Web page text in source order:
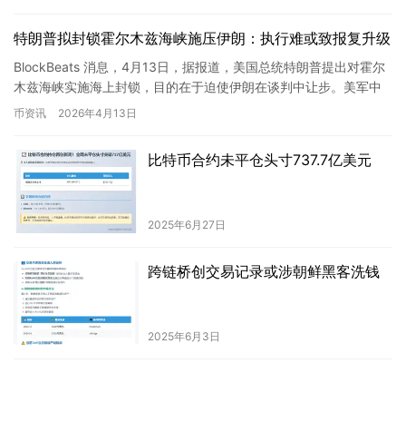
特朗普拟封锁霍尔木兹海峡施压伊朗：执行难或致报复升级
BlockBeats 消息，4月13日，据报道，美国总统特朗普提出对霍尔
木兹海峡实施海上封锁，目的在于迫使伊朗在谈判中让步。美军中
央司令部表示，此次封锁将针对进出伊朗港口的船只，并…
币资讯 2026年4月13日
比特币合约未平仓头寸737.7亿美元
2025年6月27日
跨链桥创交易记录或涉朝鲜黑客洗钱
2025年6月3日